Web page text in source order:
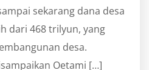
sekarang dana desa
dari 468 trilyun, yang
desa.
Oetami […]